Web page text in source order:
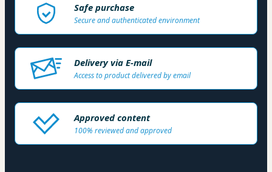
Safe purchase
Secure and authenticated environment
Delivery via E-mail
Access to product delivered by email
Approved content
100% reviewed and approved